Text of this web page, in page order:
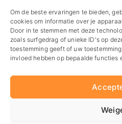
Om de beste ervaringen te bieden,
cookies om informatie over je
Door in te stemmen met deze
zoals surfgedrag of unieke ID's op
toestemming geeft of uw
invloed hebben op bepaalde functies
Jubileum
Sportbedrijf Zaanstad
medewerkers. De
met bijzondere activiteiten,
speech van de directeur
lokale zanger Dax. Onze
eventconcept creëren en